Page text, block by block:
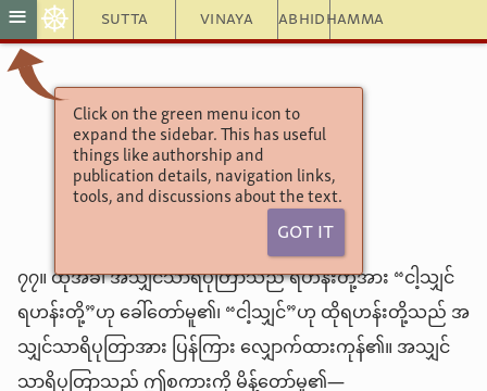
Sutta Vinaya Abhidhamma
≡ ☸
Click on the green menu icon to
expand the sidebar. This has useful
things like authorship and
publication details, navigation links,
tools, and discussions about the text.
Got It
အင်္ဂုတ္တရနိကာယ်
(၈) ၃-ယမကဝဂ်
၇-ဣစ္ဆာသုတ်
၇၇။ ထိုအခါ အသျှင်သာရိပုတြာသည် ရဟန်းတို့အား “ငါ့သျှင်
ရဟန်းတို့”ဟု ခေါ်တော်မူ၏၊ “ငါ့သျှင်”ဟု ထိုရဟန်းတို့သည် အ
သျှင်သာရိပုတြာအား ပြန်ကြား လျှောက်ထားကုန်၏။ အသျှင်